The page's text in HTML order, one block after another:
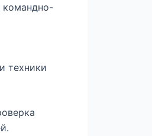
командно-
техники